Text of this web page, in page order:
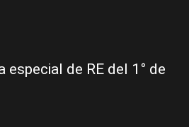
especial de RE del 1° de